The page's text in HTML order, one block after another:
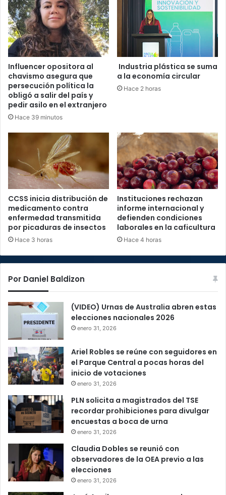
Influencer opositora al
chavismo asegura que
persecución política la
obligó a salir del país y
pedir asilo en el extranjero
Hace 39 minutos
Industria plástica se suma
a la economía circular
Hace 2 horas
CCSS inicia distribución de
medicamento contra
enfermedad transmitida
por picaduras de insectos
Hace 3 horas
Instituciones rechazan
informe internacional y
defienden condiciones
laborales en la caficultura
Hace 4 horas
Por Daniel Baldizon
(VIDEO) Urnas de Australia abren estas
elecciones nacionales 2026
enero 31, 2026
Ariel Robles se reúne con seguidores en
el Parque Central a pocas horas del
inicio de votaciones
enero 31, 2026
PLN solicita a magistrados del TSE
recordar prohibiciones para divulgar
encuestas a boca de urna
enero 31, 2026
Claudia Dobles se reunió con
observadores de la OEA previo a las
elecciones
enero 31, 2026